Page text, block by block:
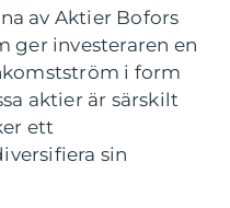
av Aktier Bofors
ger investeraren en
i form
aktier är särskilt
ett
sin